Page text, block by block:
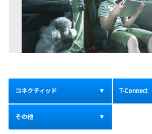
コネクティッド T-Connect
その他